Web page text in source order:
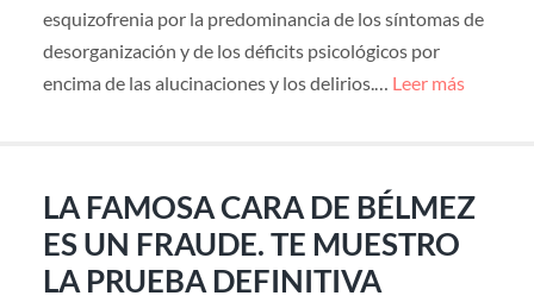
esquizofrenia por la predominancia de los síntomas de
desorganización y de los déficits psicológicos por
encima de las alucinaciones y los delirios.… Leer más
LA FAMOSA CARA DE BÉLMEZ
ES UN FRAUDE. TE MUESTRO
LA PRUEBA DEFINITIVA